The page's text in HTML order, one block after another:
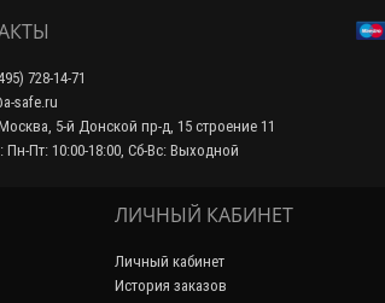
728-14-71
safe.ru
5-й Донской пр-д, 15 строение 11
Пт: 10:00-18:00, Сб-Вс: Выходной
ЛИЧНЫЙ КАБИНЕТ
Личный кабинет
История заказов